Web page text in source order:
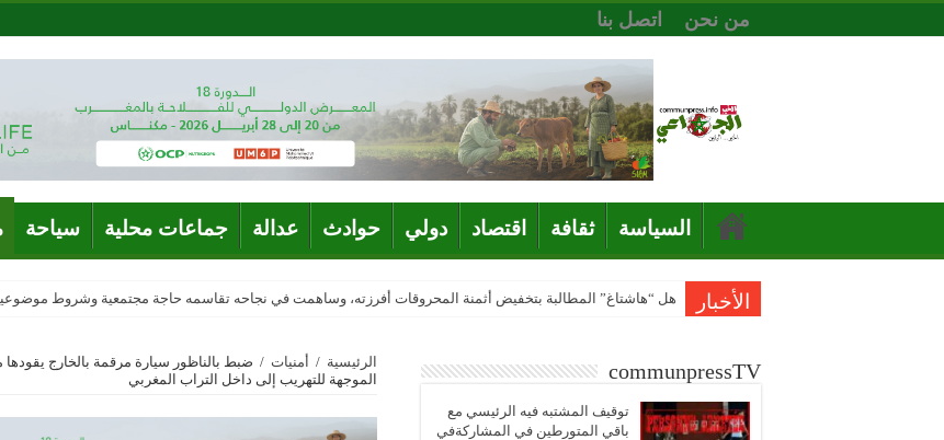
من نحن اتصل بنا
السياسة ثقافة اقتصاد دولي حوادث عدالة جماعات محلية سياحة
الأخبار هل “هاشتاغ” المطالبة بتخفيض أثمنة المحروقات أفرزته، وساهمت في نجاحه تقاسمه حاجة مجتمعية وشروط
الرئيسية / أمنيات / ضبط بالناظور سيارة مرقمة بالخارج
الموجهة للتهريب إلى داخل التراب المغربي
communpressTV
توقيف المشتبه فيه الرئيسي مع
باقي المتورطين في المشاركةفي